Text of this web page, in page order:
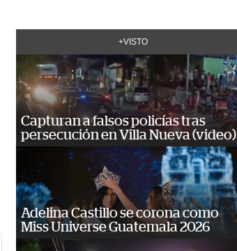
+VISTO
Capturan a falsos policías tras
persecución en Villa Nueva (video)
Adelina Castillo se corona como
Miss Universe Guatemala 2026